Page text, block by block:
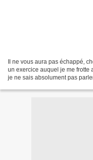
Il ne vous aura pas échappé,
un exercice auquel je me frotte
je ne sais absolument pas